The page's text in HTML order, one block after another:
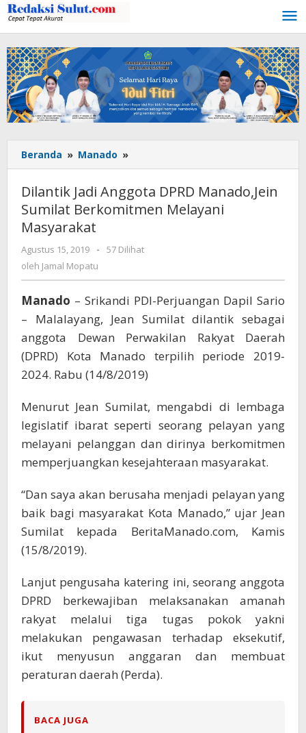
Lewati
ke
konten
Beranda » Manado »
Jadi
DPRD
Manado,Jein
Melayani
Dilantik Jadi Anggota DPRD Manado,Jein
Sumilat Berkomitmen Melayani
Masyarakat
Agustus 15, 2019
oleh
Jamal
-
57 Dilihat
oleh Jamal Mopatu
Manado – Srikandi PDI-Perjuangan Dapil Sario
– Malalayang, Jean Sumilat dilantik sebagai
anggota Dewan Perwakilan Rakyat Daerah
(DPRD) Kota Manado terpilih periode 2019-
2024. Rabu (14/8/2019)
Menurut Jean Sumilat, mengabdi di lembaga
legislatif ibarat seperti seorang pelayan yang
melayani pelanggan dan dirinya berkomitmen
memperjuangkan kesejahteraan masyarakat.
“Dan saya akan berusaha menjadi pelayan yang
baik bagi masyarakat Kota Manado,” ujar Jean
Sumilat kepada BeritaManado.com, Kamis
(15/8/2019).
Lanjut pengusaha katering ini, seorang anggota
DPRD berkewajiban melaksanakan amanah
rakyat melalui tiga tugas pokok yakni
melakukan pengawasan terhadap eksekutif,
ikut menyusun anggaran dan membuat
peraturan daerah (Perda).
BACA JUGA